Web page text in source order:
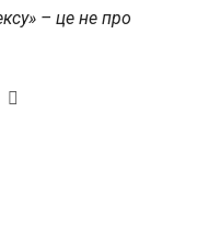
– це не про